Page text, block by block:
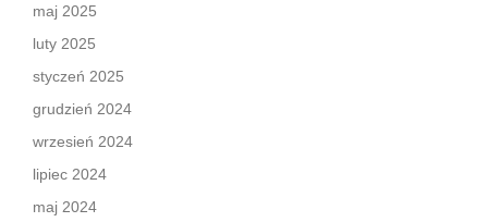
maj 2025
luty 2025
styczeń 2025
grudzień 2024
wrzesień 2024
lipiec 2024
maj 2024